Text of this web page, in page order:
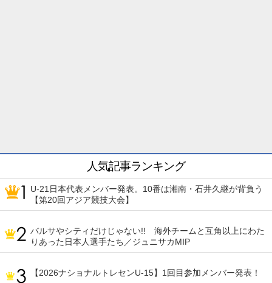
人気記事ランキング
U-21日本代表メンバー発表。10番は湘南・石井久継が背負う
【第20回アジア競技大会】
バルサやシティだけじゃない!! 海外チームと互角以上にわた
りあった日本人選手たち／ジュニサカMIP
【2026ナショナルトレセンU-15】1回目参加メンバー発表！